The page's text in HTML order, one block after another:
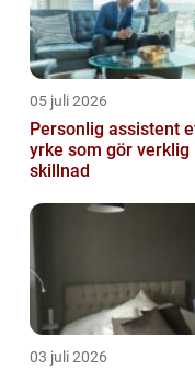
05 juli 2026
Personlig assistent ett
yrke som gör verklig
skillnad
03 juli 2026